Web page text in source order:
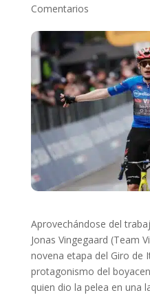
Comentarios
Aprovechándose del
Jonas Vingegaard (Team
novena etapa del Giro de
protagonismo del
quien dio la pelea en una